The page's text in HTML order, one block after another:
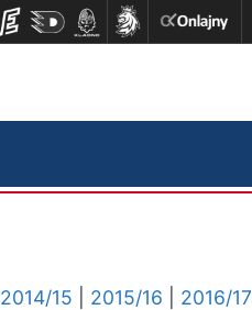
2014/15 2015/16 2016/17